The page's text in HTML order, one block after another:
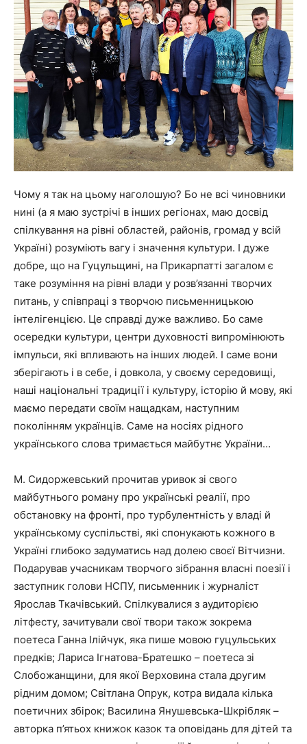
Чому я так на цьому наголошую? Бо не всі чиновники
нині (а я маю зустрічі в інших регіонах, маю досвід
спілкування на рівні областей, районів, громад у всій
Україні) розуміють вагу і значення культури. І дуже
добре, що на Гуцульщині, на Прикарпатті загалом є
таке розуміння на рівні влади у розв’язанні творчих
питань, у співпраці з творчою письменницькою
інтелігенцією. Це справді дуже важливо. Бо саме
осередки культури, центри духовності випромінюють
імпульси, які впливають на інших людей. І саме вони
зберігають і в себе, і довкола, у своєму середовищі,
наші національні традиції і культуру, історію й мову, які
маємо передати своїм нащадкам, наступним
поколінням українців. Саме на носіях рідного
українського слова тримається майбутнє України…
М. Сидоржевський прочитав уривок зі свого
майбутнього роману про українські реалії, про
обстановку на фронті, про турбулентність у владі й
українському суспільстві, які спонукають кожного в
Україні глибоко задуматись над долею своєї Вітчизни.
Подарував учасникам творчого зібрання власні поезії і
заступник голови НСПУ, письменник і журналіст
Ярослав Ткачівський. Спілкувалися з аудиторією
літфесту, зачитували свої твори також зокрема
поетеса Ганна Ілійчук, яка пише мовою гуцульських
предків; Лариса Ігнатова-Братешко – поетеса зі
Слобожанщини, для якої Верховина стала другим
рідним домом; Світлана Опрук, котра видала кілька
поетичних збірок; Василина Янушевська-Шкрібляк –
авторка п’ятьох книжок казок та оповідань для дітей та